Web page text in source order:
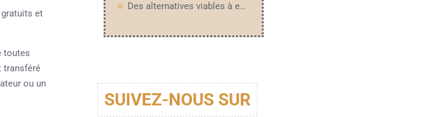
gratuits et
toutes
transféré
ou un
Des alternatives viables à eos.to ?
SUIVEZ-NOUS SUR